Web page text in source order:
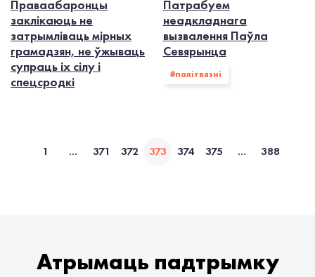
Праваабаронцы
заклікаюць не
затрымліваць мірных
грамадзян, не ўжываць
супраць іх сілу і
спецсродкі
Патрабуем
неадкладнага
вызвалення Паўла
Севярынца
#палiтвязнi
1 ... 371 372 373 374 375 ... 388
Атрымаць падтрымку